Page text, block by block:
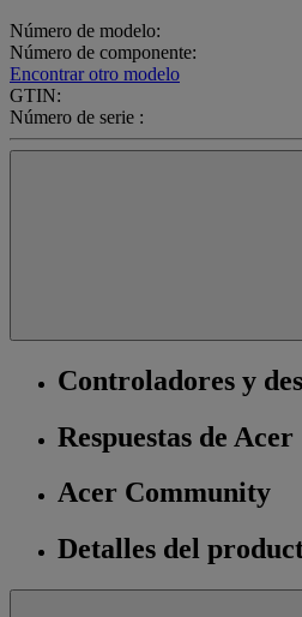
Número de modelo:
Número de componente:
Encontrar otro modelo
GTIN:
Número de serie :
Controladores y
Respuestas de Acer
Acer Community
Detalles del